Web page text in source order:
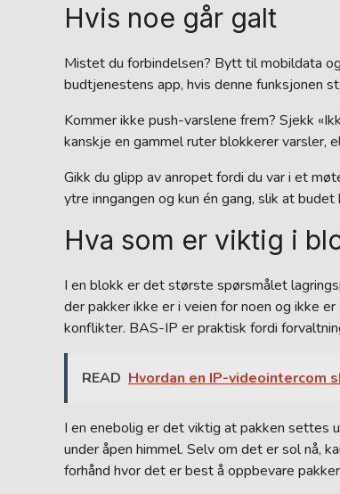
Hvis noe går galt
Mistet du forbindelsen? Bytt til mobildata
budtjenestens app, hvis denne funksjonen
Kommer ikke push-varslene frem? Sjekk
kanskje en gammel ruter blokkerer
Gikk du glipp av anropet fordi du var i et
ytre inngangen og kun én gang, slik at
Hva som er viktig i
I en blokk er det største spørsmålet
der pakker ikke er i veien for noen og ikke
konflikter. BAS-IP er praktisk fordi
READ Hvordan en IP-videointercom
I en enebolig er det viktig at pakken settes
under åpen himmel. Selv om det er sol nå,
forhånd hvor det er best å oppbevare